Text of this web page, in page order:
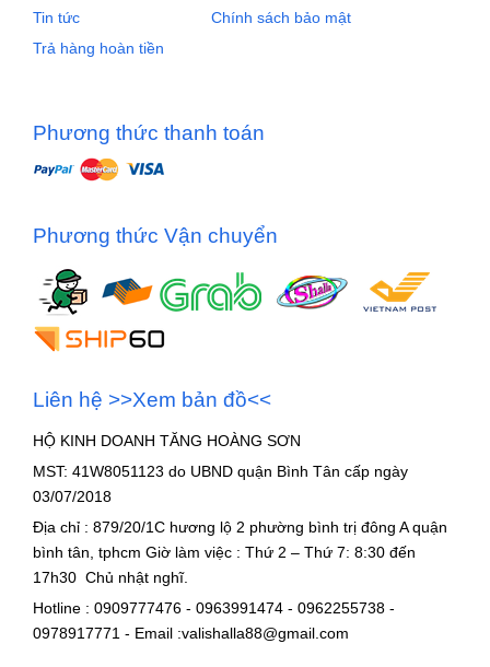
Tin tức
Chính sách bảo mật
Trả hàng hoàn tiền
Phương thức thanh toán
Phương thức Vận chuyển
Liên hệ >>Xem bản đồ<<
HỘ KINH DOANH TĂNG HOÀNG SƠN
MST: 41W8051123 do UBND quận Bình Tân cấp ngày
03/07/2018
Địa chỉ : 879/20/1C hương lộ 2 phường bình trị đông A quận
bình tân, tphcm Giờ làm việc : Thứ 2 – Thứ 7: 8:30 đến
17h30 Chủ nhật nghĩ.
Hotline : 0909777476 - 0963991474 - 0962255738 -
0978917771 - Email :valishalla88@gmail.com